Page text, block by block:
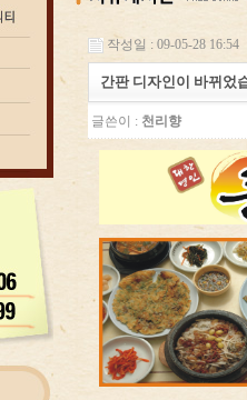
작성일 : 09-05-28 16:54
간판 디자인이 바뀌었
글쓴이 : 천리향